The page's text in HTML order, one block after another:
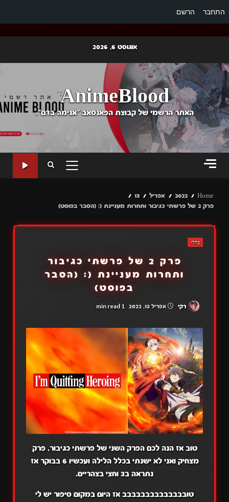
התחבר הרשם
content
אוגוסט 6, 2026
AnimeBlood
האתר הרשמי של קבוצת הפאנסאב "אנימה בדם".
PRIMARY
Home
2022 אפריל
13
פרק 2 של פרשתי כגיבור ותחרות מעניינת (: (הסבר בפוסט)
כללי
פרק 2 של פרשתי כגיבור
ותחרות מעניינת (: (הסבר
בפוסט)
רקי אפריל 13, 2022 1 min read
טוב אז הנה לכם הפרק השני של פרשתי כגיבור, פרק
מצחיק ואני לא ישנתי בכלל הלילה ועכשיו 6 בבוקר אז
נתראה ב3 וחצי בצהריים.
טובבבבבבבבבבבבבב אז היום במקום סיפור יש לי